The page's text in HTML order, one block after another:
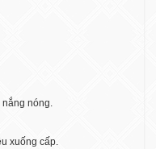
nắng nóng.
xuống cấp.